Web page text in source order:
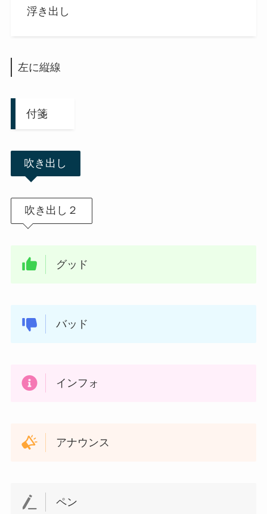
浮き出し
左に縦線
付箋
吹き出し
吹き出し２
グッド
バッド
インフォ
アナウンス
ペン